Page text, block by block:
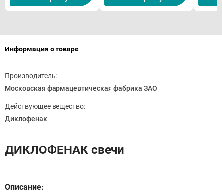
Информация о товаре
Производитель:
Московская фармацевтическая фабрика ЗАО
Действующее вещество:
Диклофенак
ДИКЛОФЕНАК свечи
Описание: